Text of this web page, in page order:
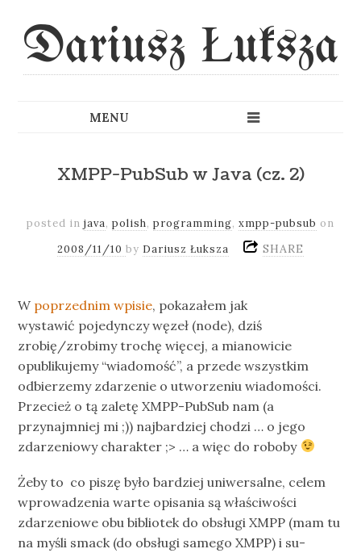
Dariusz Łuksza
XMPP-PubSub w Java (cz. 2)
posted in java, polish, programming, xmpp-pubsub on
2008/11/10 by Dariusz Łuksza SHARE
W poprzednim wpisie, pokazałem jak
wystawić pojedynczy węzeł (node), dziś
zrobię/zrobimy trochę więcej, a mianowicie
opublikujemy “wiadomość”, a przede wszystkim
odbierzemy zdarzenie o utworzeniu wiadomości.
Przecież o tą zaletę XMPP-PubSub nam (a
przynajmniej mi ;)) najbardziej chodzi … o jego
zdarzeniowy charakter ;> … a więc do roboby
Żeby to co piszę było bardziej uniwersalne, celem
wprowadzenia warte opisania są właściwości
zdarzeniowe obu bibliotek do obsługi XMPP (mam tu
na myśli smack (do obsługi samego XMPP) i su-